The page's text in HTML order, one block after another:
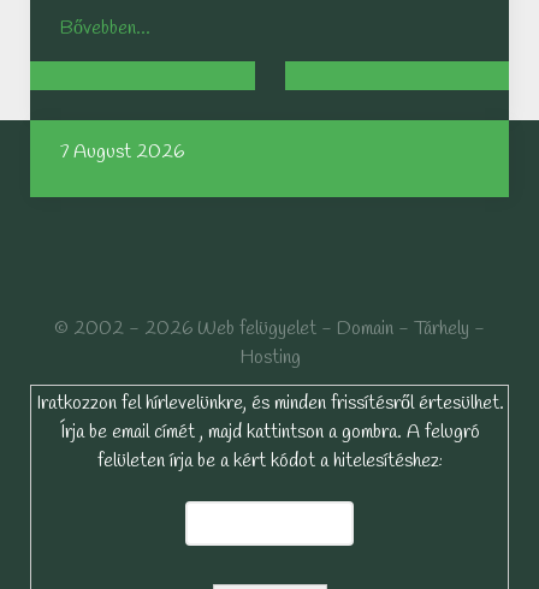
Bővebben...
7 August 2026
© 2002 - 2026 Web felügyelet - Domain - Tárhely -
Hosting
Iratkozzon fel hírlevelünkre, és minden frissítésről értesülhet.
Írja be email címét , majd kattintson a gombra. A felugró
felületen írja be a kért kódot a hitelesítéshez: